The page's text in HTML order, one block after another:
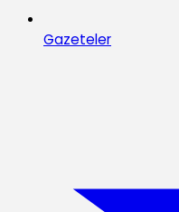
Gazeteler